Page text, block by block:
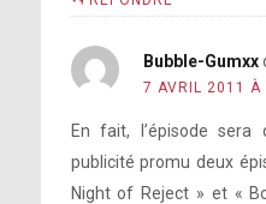
Bubble-Gumxx
7 AVRIL 2011 À
En fait, l’épisode
publicité promu deux
Night of Reject » et «